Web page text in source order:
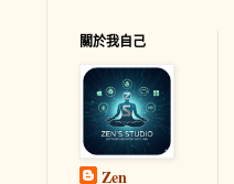
關於我自己
Zen